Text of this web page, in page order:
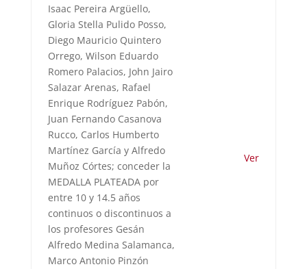
Isaac Pereira Argüello,
Gloria Stella Pulido Posso,
Diego Mauricio Quintero
Orrego, Wilson Eduardo
Romero Palacios, John Jairo
Salazar Arenas, Rafael
Enrique Rodríguez Pabón,
Juan Fernando Casanova
Rucco, Carlos Humberto
Martínez García y Alfredo
Muñoz Córtes; conceder la
MEDALLA PLATEADA por
entre 10 y 14.5 años
continuos o discontinuos a
los profesores Gesán
Alfredo Medina Salamanca,
Marco Antonio Pinzón
Ver